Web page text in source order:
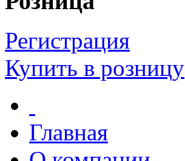
Регистрация
Купить в розницу
Главная